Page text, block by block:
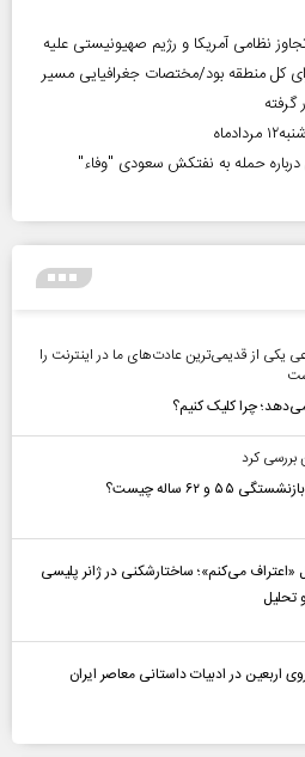
نظامی آمریکا و رژیم صهیونیستی علیه
کل منطقه بود/مختصات جغرافیایی مسیر
گرفته
حمله به نفتکش سعودی "وفاء"
از قدیمی‌ترین عادت‌های ما در اینترنت را
چرا کلیک کنیم؟
بررسی کرد
و ۶۲ ساله چیست؟
«اعتراف می‌کنم»؛ ساختارشکنی در ژانر پلیسی
تحلیل
اربعین در ادبیات داستانی معاصر ایران